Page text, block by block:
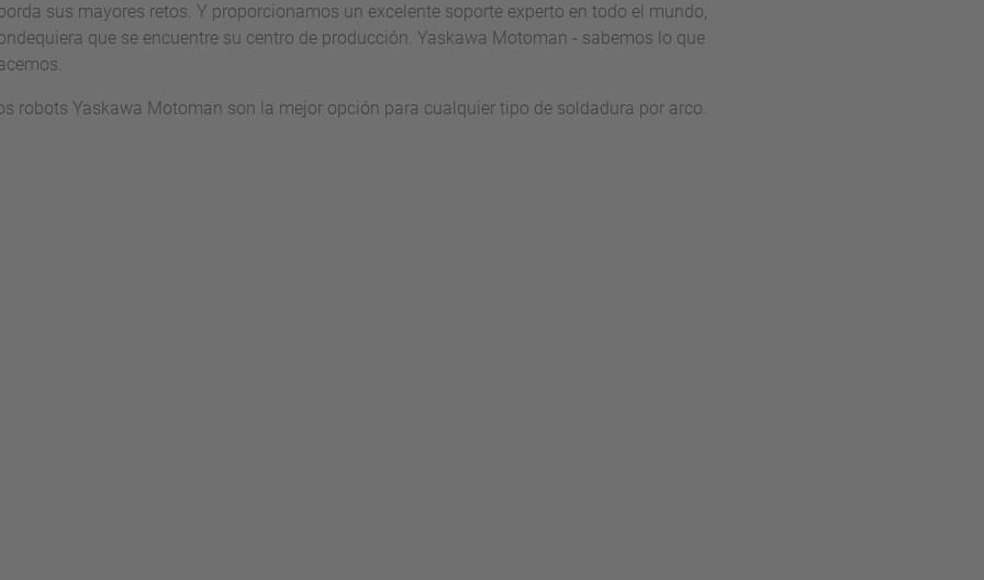
sus mayores retos. Y proporcionamos un excelente soporte experto en todo el mundo,
que se encuentre su centro de producción. Yaskawa Motoman - sabemos lo que
robots Yaskawa Motoman son la mejor opción para cualquier tipo de soldadura por arco.